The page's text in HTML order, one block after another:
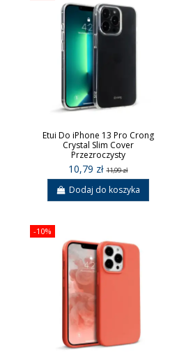
Etui Do iPhone 13 Pro Crong
Crystal Slim Cover
Przezroczysty
10,79 zł11,99 zł
Dodaj do koszyka
-10%